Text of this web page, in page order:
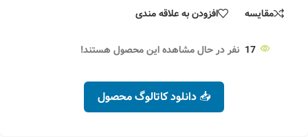
مقایسه افزودن به علاقه مندی
17 نفر در حال مشاهده این محصول هستند!
📥 دانلود کاتالوگ محصول